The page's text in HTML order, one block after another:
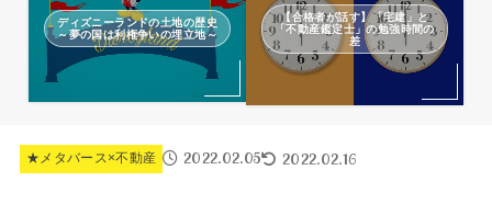
ディズニーランドの土地の歴史
～夢の国は利権争いの埋立地～
【合格者が話す】「宅建」と
「不動産鑑定士」の勉強時間の
差
★メタバース×不動産 2022.02.05 2022.02.16